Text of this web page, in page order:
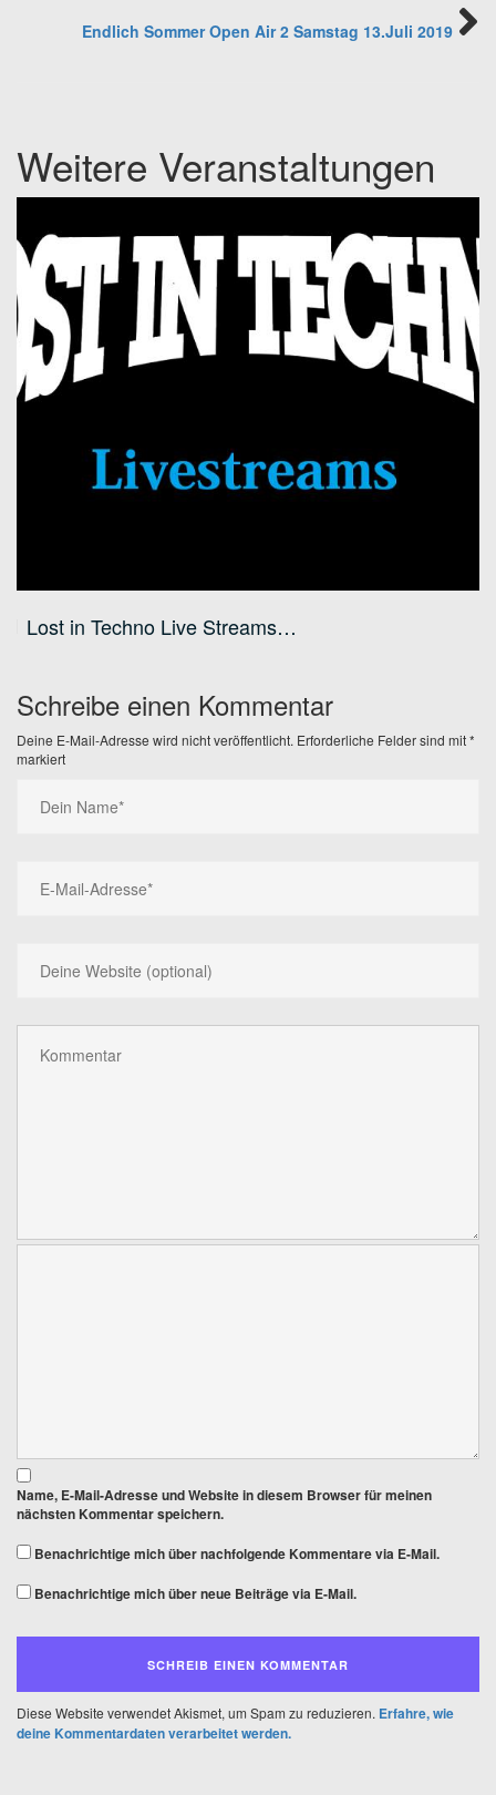
Endlich Sommer Open Air 2 Samstag 13.Juli 2019
Lost in Techno Live Streams…
Schreibe einen Kommentar
Deine E-Mail-Adresse wird nicht veröffentlicht. Erforderliche Felder sind mit*
markiert
Name, E-Mail-Adresse und Website in diesem Browser für meinen
nächsten Kommentar speichern.
Benachrichtige mich über nachfolgende Kommentare via E-Mail.
Benachrichtige mich über neue Beiträge via E-Mail.
Diese Website verwendet Akismet, um Spam zu reduzieren. Erfahre, wie
deine Kommentardaten verarbeitet werden.